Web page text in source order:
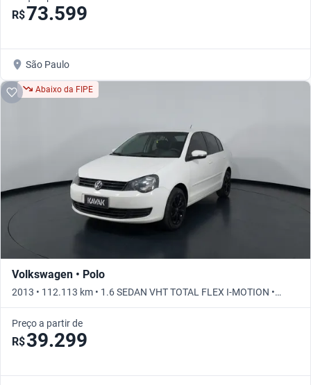
R$73.599
São Paulo
Abaixo da FIPE
Volkswagen • Polo
2013 • 112.113 km • 1.6 SEDAN VHT TOTAL FLEX I-MOTION •
Automático
Preço a partir de
R$39.299